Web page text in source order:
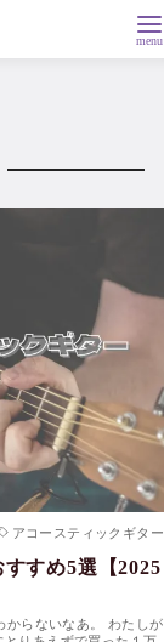
アコースティックギター
すめ5選【2025
からないなあ。 わたしが